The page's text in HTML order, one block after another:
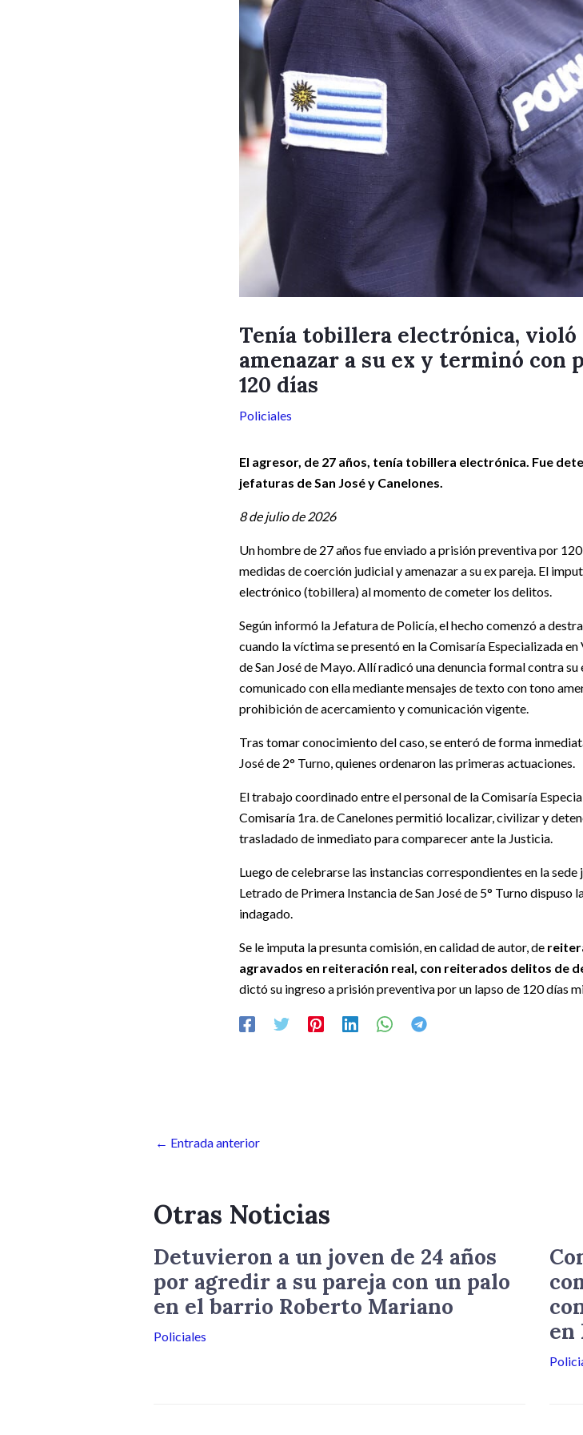
Tenía tobillera electrónica,
amenazar a su ex y terminó
120 días
Policiales
El agresor, de 27 años, tenía tobillera electrónica. Fue
jefaturas de San José y Canelones.
8 de julio de 2026
Un hombre de 27 años fue enviado a prisión preventiva por
medidas de coerción judicial y amenazar a su ex pareja. El
electrónico (tobillera) al momento de cometer los delitos.
Según informó la Jefatura de Policía, el hecho comenzó a
cuando la víctima se presentó en la Comisaría Especializada
de San José de Mayo. Allí radicó una denuncia formal contra
comunicado con ella mediante mensajes de texto con tono
prohibición de acercamiento y comunicación vigente.
Tras tomar conocimiento del caso, se enteró de forma
José de 2° Turno, quienes ordenaron las primeras actuaciones.
El trabajo coordinado entre el personal de la Comisaría
Comisaría 1ra. de Canelones permitió localizar, civilizar y
trasladado de inmediato para comparecer ante la Justicia.
Luego de celebrarse las instancias correspondientes en la
Letrado de Primera Instancia de San José de 5° Turno
indagado.
Se le imputa la presunta comisión, en calidad de autor, de
agravados en reiteración real, con reiterados delitos de
dictó su ingreso a prisión preventiva por un lapso de 120 días
← Entrada anterior
Otras Noticias
Detuvieron a un joven de 24 años
por agredir a su pareja con un palo
en el barrio Roberto Mariano
Policiales
en